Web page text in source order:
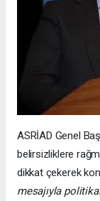
ASRİAD Genel
belirsizliklere
dikkat çekerek
mesajıyla